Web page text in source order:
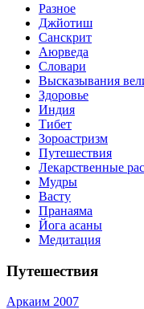
Разное
Джйотиш
Санскрит
Аюрведа
Словари
Высказывания
Здоровье
Индия
Тибет
Зороастризм
Путешествия
Лекарственные
Мудры
Васту
Пранаяма
Йога асаны
Медитация
Путешествия
Аркаим 2007